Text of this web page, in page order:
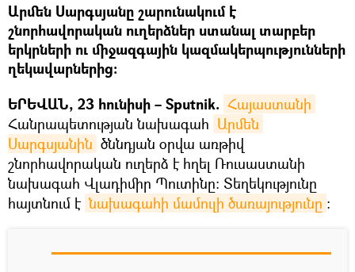
Արմեն Սարգսյանը շարունակում է
շնորհավորական ուղերձներ ստանալ տարբեր
երկրների ու միջազգային կազմակերպությունների
ղեկավարներից։
ԵՐԵՎԱՆ, 23 հունիսի – Sputnik. Հայաստանի
Հանրապետության նախագահ Արմեն
Սարգսյանին ծննդյան օրվա առթիվ
շնորհավորական ուղերձ է հղել Ռուսաստանի
նախագահ Վլադիմիր Պուտինը: Տեղեկությունը
հայտնում է նախագահի մամուլի ծառայությունը ։